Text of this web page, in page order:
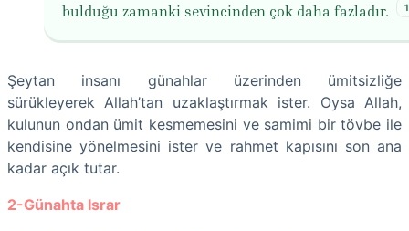
bulduğu zamanki sevincinden çok daha fazladır.
Şeytan insanı günahlar üzerinden ümitsizliğe
sürükleyerek Allah’tan uzaklaştırmak ister. Oysa Allah,
kulunun ondan ümit kesmemesini ve samimi bir tövbe ile
kendisine yönelmesini ister ve rahmet kapısını son ana
kadar açık tutar.
2-Günahta Israr